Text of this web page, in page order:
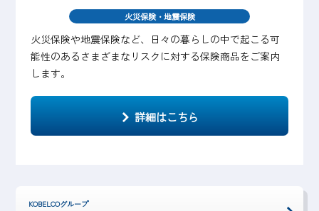
火災保険・地震保険
火災保険や地震保険など、日々の暮らしの中で起こる可
能性のあるさまざまなリスクに対する保険商品をご案内
します。
詳細はこちら
KOBELCOグループ